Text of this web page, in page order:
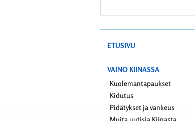
ETUSIVU
VAINO KIINASSA
Kuolemantapaukset
Kidutus
Pidätykset ja vankeus
Muita uutisia Kiinasta